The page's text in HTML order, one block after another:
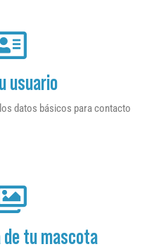
usuario
datos básicos para contacto
de tu mascota